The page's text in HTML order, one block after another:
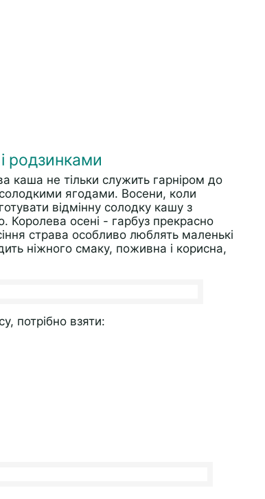
родзинками
каша не тільки служить гарніром до
ягодами. Восени, коли
відмінну солодку кашу з
Королева осені - гарбуз прекрасно
страва особливо люблять маленькі
ніжного смаку, поживна і корисна,
потрібно взяти: